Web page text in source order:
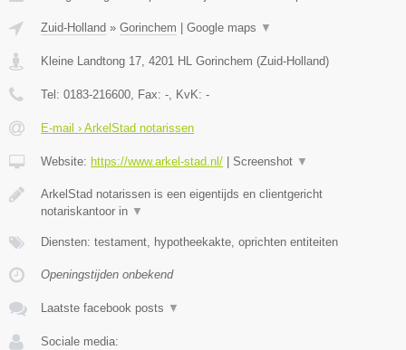
Zuid-Holland » Gorinchem | Google maps ▼
Kleine Landtong 17 4201 HL Gorinchem (Zuid-Holland)
Tel: 0183-216600 , Fax: - , KvK: -
E-mail › ArkelStad notarissen
Website: https://www.arkel-stad.nl/ | Screenshot ▼
ArkelStad notarissen is een eigentijds en clientgericht
notariskantoor in ▼
Diensten: testament, hypotheekakte, oprichten entiteiten
Openingstijden onbekend
Laatste facebook posts ▼
Sociale media: